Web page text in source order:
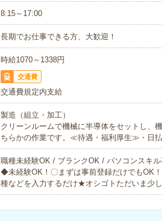
8:15～17:00
長期でお仕事できる方、大歓迎！
時給1070～1338円
交通費
交通費規定内支給
製造（組立・加工）
クリーンルームで機械に半導体をセットし、
ちらかの作業です。≪待遇・福利厚生≫・日
職種未経験OK / ブランクOK / パソコンスキ
◆未経験OK！〇まずは事前登録だけでもOK
種などを入力するだけ★オシゴトただいま少